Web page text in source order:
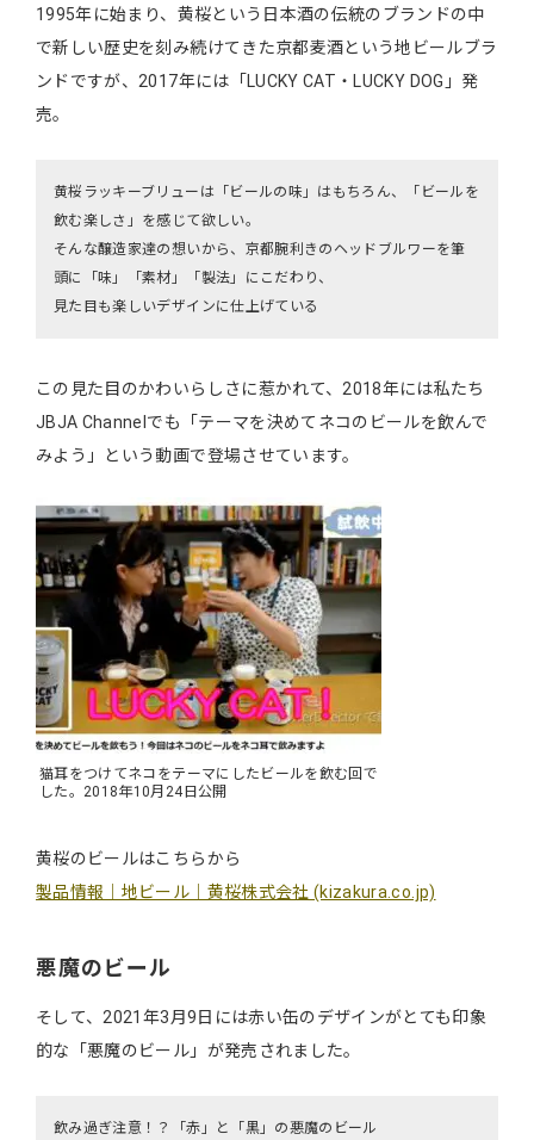
1995年に始まり、黄桜という日本酒の伝統のブランドの中
で新しい歴史を刻み続けてきた京都麦酒という地ビールブラ
ンドですが、2017年には「LUCKY CAT・LUCKY DOG」発
売。
黄桜ラッキーブリューは「ビールの味」はもちろん、「ビールを
飲む楽しさ」を感じて欲しい。
そんな醸造家達の想いから、京都腕利きのヘッドブルワーを筆
頭に「味」「素材」「製法」にこだわり、
見た目も楽しいデザインに仕上げている
この見た目のかわいらしさに惹かれて、2018年には私たち
JBJA Channelでも「テーマを決めてネコのビールを飲んで
みよう」という動画で登場させています。
猫耳をつけてネコをテーマにしたビールを飲む回で
した。2018年10月24日公開
黄桜のビールはこちらから
製品情報｜地ビール｜黄桜株式会社 (kizakura.co.jp)
悪魔のビール
そして、2021年3月9日には赤い缶のデザインがとても印象
的な「悪魔のビール」が発売されました。
飲み過ぎ注意！？「赤」と「黒」の悪魔のビール